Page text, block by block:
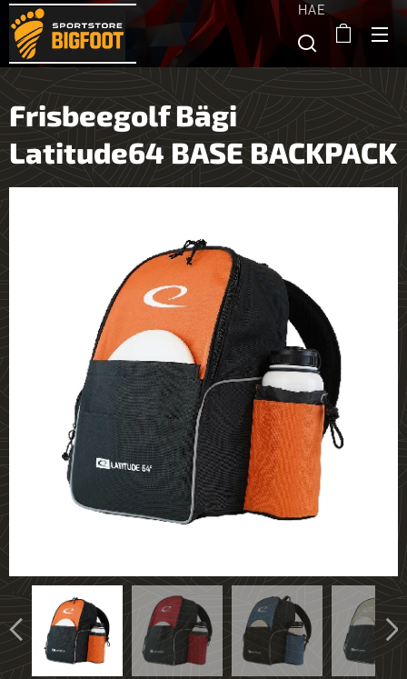
HAE
Frisbeegolf Bägi
Latitude64 BASE BACKPACK